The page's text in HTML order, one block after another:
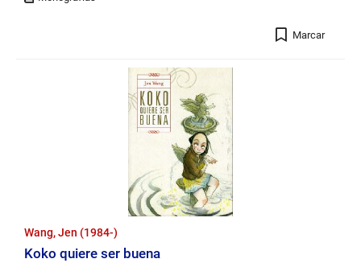
Marcar
Wang, Jen (1984-)
Koko quiere ser buena